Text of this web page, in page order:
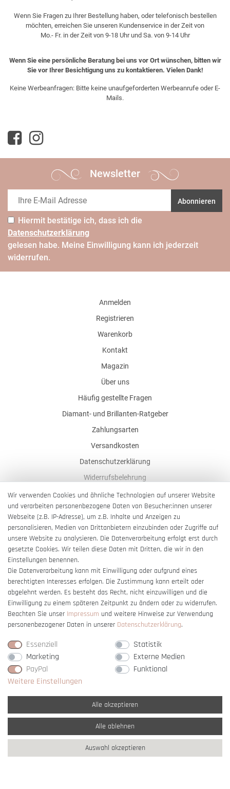
Wenn Sie Fragen zu Ihrer Bestellung haben, oder telefonisch bestellen
möchten, erreichen Sie unseren Kundenservice in der Zeit von
Mo.- Fr. in der Zeit von 9-18 Uhr und Sa. von 9-14 Uhr
Wenn Sie eine persönliche Beratung bei uns vor Ort wünschen, bitten wir
Sie vor Ihrer Besichtigung uns zu kontaktieren. Vielen Dank!
Keine Werbeanfragen: Bitte keine unaufgeforderten Werbeanrufe oder E-
Mails.
Newsletter
Abonnieren
Hiermit bestätige ich, dass ich die
Daten­schutz­erklärung
gelesen habe. Meine Einwilligung kann ich jederzeit
widerrufen.
Anmelden
Registrieren
Warenkorb
Kontakt
Magazin
Über uns
Häufig gestellte Fragen
Diamant- und Brillanten-Ratgeber
Zahlungsarten
Versandkosten
Datenschutzerklärung
Widerrufsbelehrung
AGB
Impressum
Barrierefreiheitserklärung
Vertrag widerrufen
* Alle Preise verstehen sich inkl. gesetzl. MwSt. undzzgl. Versandkosten
** Nur innerhalb Deutschlands© copyright 2007-2026 Schmuck Krone / Alle
Rechte vorbehalten / powered bycreateyourtemplate
Wir verwenden Cookies und ähnliche Technologien auf unserer Website
und verarbeiten personenbezogene Daten von Besucher:innen unserer
Webseite (z.B. IP-Adresse), um z.B. Inhalte und Anzeigen zu
personalisieren, Medien von Drittanbietern einzubinden oder Zugriffe auf
unsere Website zu analysieren. Die Datenverarbeitung erfolgt erst durch
gesetzte Cookies. Wir teilen diese Daten mit Dritten, die wir in den
Einstellungen benennen.
Die Datenverarbeitung kann mit Einwilligung oder aufgrund eines
berechtigten Interesses erfolgen. Die Zustimmung kann erteilt oder
abgelehnt werden. Es besteht das Recht, nicht einzuwilligen und die
Einwilligung zu einem späteren Zeitpunkt zu ändern oder zu widerrufen.
Beachten Sie unser Impressum und weitere Hinweise zur Verwendung
personenbezogener Daten in unserer Daten­schutz­erklärung.
Essenziell
Statistik
Marketing
Externe Medien
PayPal
Funktional
Weitere Einstellungen
Alle akzeptieren
Alle ablehnen
Auswahl akzeptieren